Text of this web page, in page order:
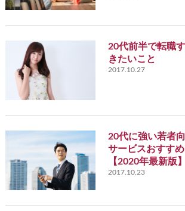
20代前半で転職
きたいこと
2017.10.27
20代に強い若者
サービスおすす
【2020年最新版】
2017.10.23